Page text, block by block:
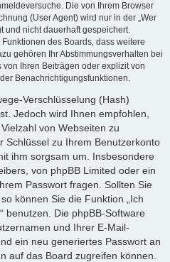
Die von Ihrem Browser
(User Agent) wird nur in der „Wer
und nicht dauerhaft gespeichert.
des Boards, dass weitere
gehören Ihr Abstimmungsverhalten bei
Ihren Beiträgen oder explizit von
Benachrichtigungsfunktionen.
Verschlüsselung (Hash)
Jedoch wird Ihnen empfohlen,
von Webseiten zu
Schlüssel zu Ihrem Benutzerkonto
ihm sorgsam um. Insbesondere
von phpBB Limited oder ein
Passwort fragen. Sollten Sie
können Sie die Funktion „Ich
benutzen. Die phpBB-Software
und Ihrer E-Mail-
ein neu generiertes Passwort an
auf das Board zugreifen können.